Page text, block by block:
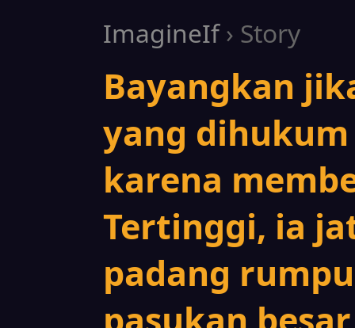
ImagineIf› Story
Bayangkan
yang
karena
Tertinggi, ia
padang